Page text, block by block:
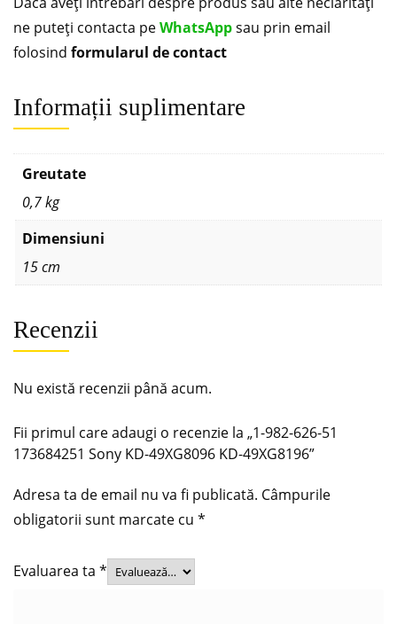
ne puteți contacta peWhatsAppsau prin email
folosind formularul de contact
Informații suplimentare
Greutate
0,7 kg
Dimensiuni
15 cm
Recenzii
Nu există recenzii până acum.
Fii primul care adaugi o recenzie la „1-982-626-51
173684251 Sony KD-49XG8096 KD-49XG8196”
Adresa ta de email nu va fi publicată. Câmpurile
obligatorii sunt marcate cu *
Evaluarea ta *